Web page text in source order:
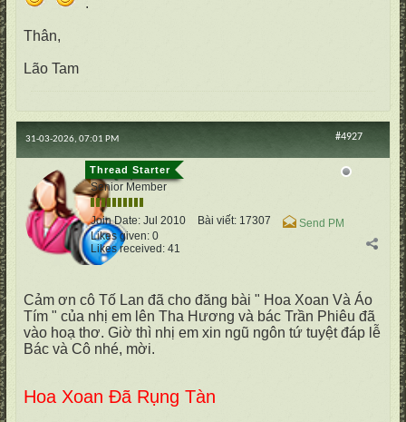
Thân,
Lão Tam
#4927
31-03-2026, 07:01 PM
cố Quận
Senior Member
Join Date: Jul 2010 Bài viết: 17307
Send PM
Likes given: 0
Likes received: 41
Cảm ơn cô Tố Lan đã cho đăng bài " Hoa Xoan Và Áo
Tím " của nhị em lên Tha Hương và bác Trần Phiêu đã
vào hoạ thơ. Giờ thì nhị em xin ngũ ngôn tứ tuyệt đáp lễ
Bác và Cô nhé, mời.
Hoa Xoan Đã Rụng Tàn